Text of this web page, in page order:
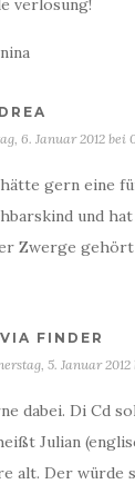
verlosung!
6. Januar 2012 bei
gern eine
und
Zwerge
FINDER
5. Januar 2012
dabei. Di Cd
Julian
alt. Der würde